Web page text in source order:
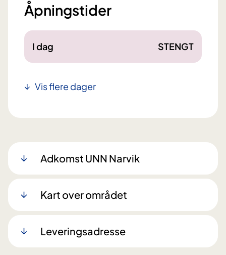
Åpningstider
I dag STENGT
Vis flere dager
Adkomst UNN Narvik
Kart over området
Leveringsadresse